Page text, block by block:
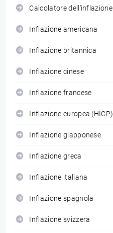
Calcolatore dell'inflazione
Inflazione americana
Inflazione britannica
Inflazione cinese
Inflazione francese
Inflazione europea (HICP)
Inflazione giapponese
Inflazione greca
Inflazione italiana
Inflazione spagnola
Inflazione svizzera